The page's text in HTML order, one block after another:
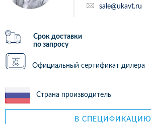
sale@ukavt.ru
Срок доставки
по запросу
Официальный сертификат дилера
Страна производитель
В СПЕЦИФИКАЦИЮ